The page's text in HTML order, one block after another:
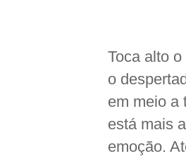
Toca alto
o
em meio a
está mais
emoção.